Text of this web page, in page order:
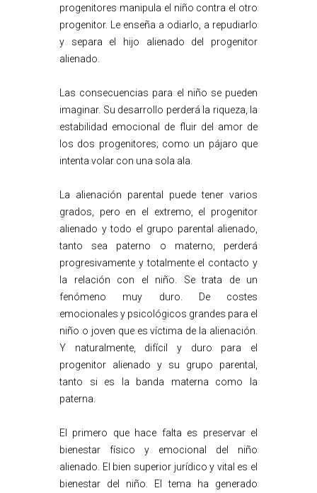
progenitores manipula el niño contra el otro
progenitor. Le enseña a odiarlo, a repudiarlo
y separa el hijo alienado del progenitor
alienado.
Las consecuencias para el niño se pueden
imaginar. Su desarrollo perderá la riqueza, la
estabilidad emocional de fluir del amor de
los dos progenitores; como un pájaro que
intenta volar con una sola ala.
La alienación parental puede tener varios
grados, pero en el extremo, el progenitor
alienado y todo el grupo parental alienado,
tanto sea paterno o materno, perderá
progresivamente y totalmente el contacto y
la relación con el niño. Se trata de un
fenómeno muy duro. De costes
emocionales y psicológicos grandes para el
niño o joven que es víctima de la alienación.
Y naturalmente, difícil y duro para el
progenitor alienado y su grupo parental,
tanto si es la banda materna como la
paterna.
El primero que hace falta es preservar el
bienestar físico y emocional del niño
alienado. El bien superior jurídico y vital es el
bienestar del niño. El tema ha generado